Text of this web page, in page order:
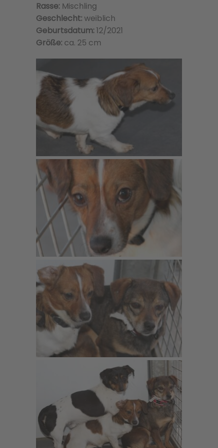
Rasse: Mischling
Geschlecht:weiblich
Geburtsdatum:12/2021
Größe: ca. 25 cm